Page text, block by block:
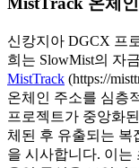
신캉지아 DGCX 프
희는 SlowMist의 자
MistTrack (https://
온체인 주소를 심층
프로젝트가 중앙화
체된 후 유출되는 복
을 시사합니다. 이는